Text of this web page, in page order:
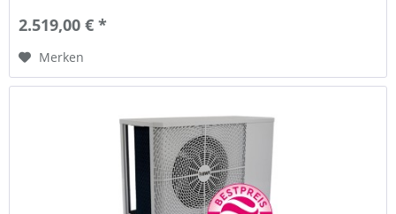
2.519,00 € *
Merken